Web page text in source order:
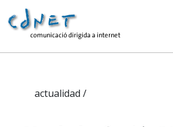
actualidad /